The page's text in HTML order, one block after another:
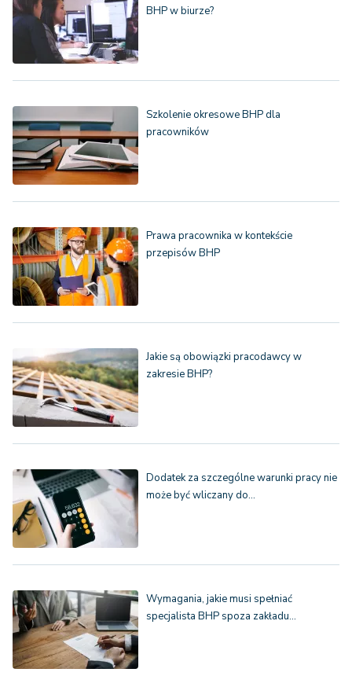
BHP w biurze?
Szkolenie okresowe BHP dla
pracowników
Prawa pracownika w kontekście
przepisów BHP
Jakie są obowiązki pracodawcy w
zakresie BHP?
Dodatek za szczególne warunki pracy nie
może być wliczany do…
Wymagania, jakie musi spełniać
specjalista BHP spoza zakładu…